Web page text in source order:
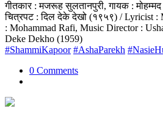
गीतकार : मजरूह सुलतानपुरी, गायक :
चित्रपट : दिल देके देखो (१९५९) / Lyricist :
: Mohammad Rafi, Music Director :
Deke Dekho (1959)
#ShammiKapoor #AshaParekh
0 Comments